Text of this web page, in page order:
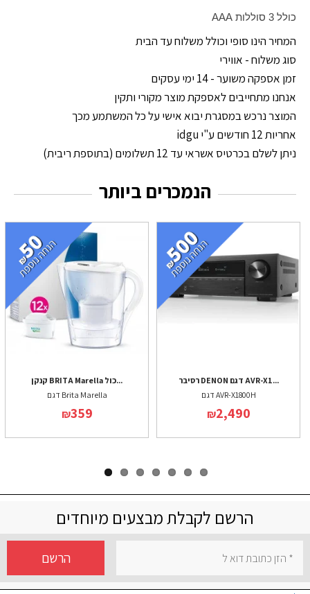
כולל 3 סוללות AAA
המחיר הינו סופי וכולל משלוח עד הבית
סוג משלוח - אווירי
זמן אספקה משוער - 14 ימי עסקים
אנחנו מתחייבים לאספקת מוצר מקורי ותקין
המוצר נרכש במסגרת יבוא אישי על כל המשתמע מכך
אחריות 12 חודשים ע"י idgu
ניתן לשלם בכרטיס אשראי עד 12 תשלומים (בתוספת ריבית)
הנמכרים ביותר
קנקן BRITA Marella כול...
דגם Brita Marella
₪359
רסיבר DENON דגם AVR-X1...
דגם AVR-X1800H
₪2,490
הרשם לקבלת מבצעים מיוחדים
הרשם